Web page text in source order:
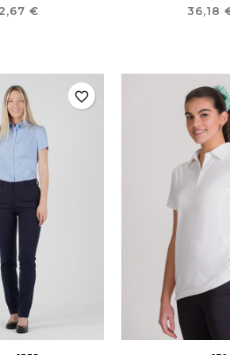
€ Preço
36,18
favorite_border